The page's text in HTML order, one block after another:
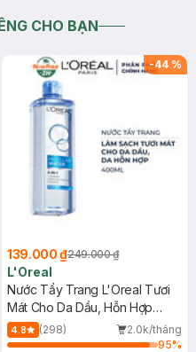
CHO BẠN
-44 %
139.000 ₫249.000 ₫
L'Oreal
Nước Tẩy Trang L'Oreal Tươi
Mát Cho Da Dầu, Hỗn Hợp
400ml
4.8 (298)
2.0k/tháng
95%